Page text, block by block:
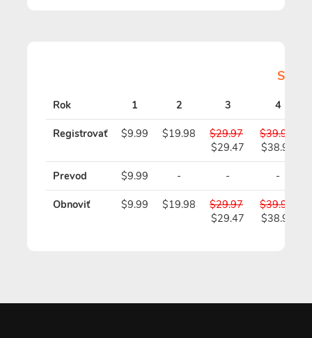
Rok 1 2 3 4
Registrovať $9.99 $19.98
$29.97
$29.47
$39.96
$38.96
Prevod $9.99 - - -
Obnoviť $9.99 $19.98
$29.97
$29.47
$39.96
$38.96